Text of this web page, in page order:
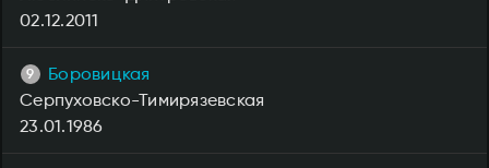
02.12.2011
Боровицкая
Серпуховско-Тимирязевская
23.01.1986